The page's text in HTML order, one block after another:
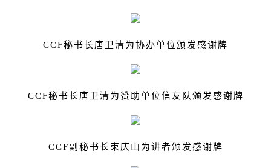
CCF秘书长唐卫清为协办单位颁发感谢牌
CCF秘书长唐卫清为赞助单位信友队颁发感谢牌
CCF副秘书长束庆山为讲者颁发感谢牌